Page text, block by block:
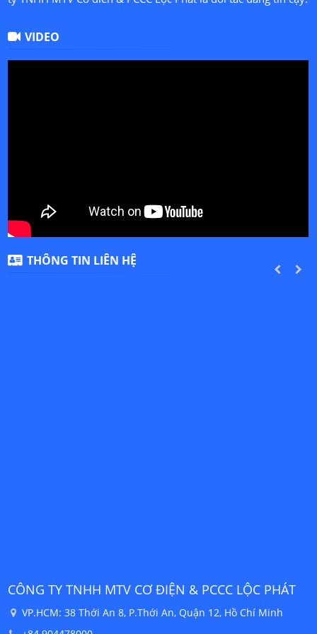
VIDEO
THÔNG TIN LIÊN HỆ
PREVIOUS
PCCC LỘC PHÁT
12, Hồ Chí Minh
CÔNG TY THHH CƠ ĐIỆN & PCCC
146 Phan Văn Đáng, Hòa Châu, Hòa
NEXT